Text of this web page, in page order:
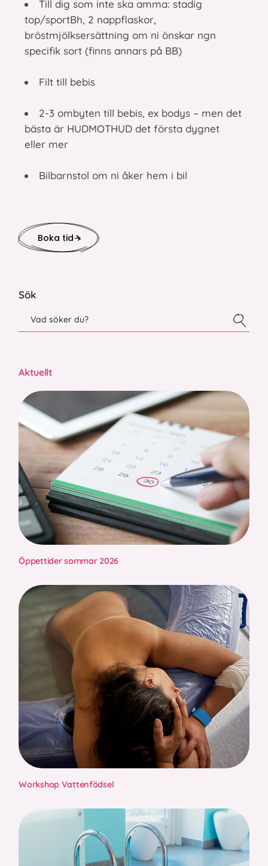
Till dig som inte ska amma: stadig
top/sportBh, 2 nappflaskor,
bröstmjölksersättning om ni önskar ngn
specifik sort (finns annars på BB)
Filt till bebis
2-3 ombyten till bebis, ex bodys – men det
bästa är HUDMOTHUD det första dygnet
eller mer
Bilbarnstol om ni åker hem i bil
Boka tid
Sök
Aktuellt
Öppettider sommar 2026
Workshop Vattenfödsel